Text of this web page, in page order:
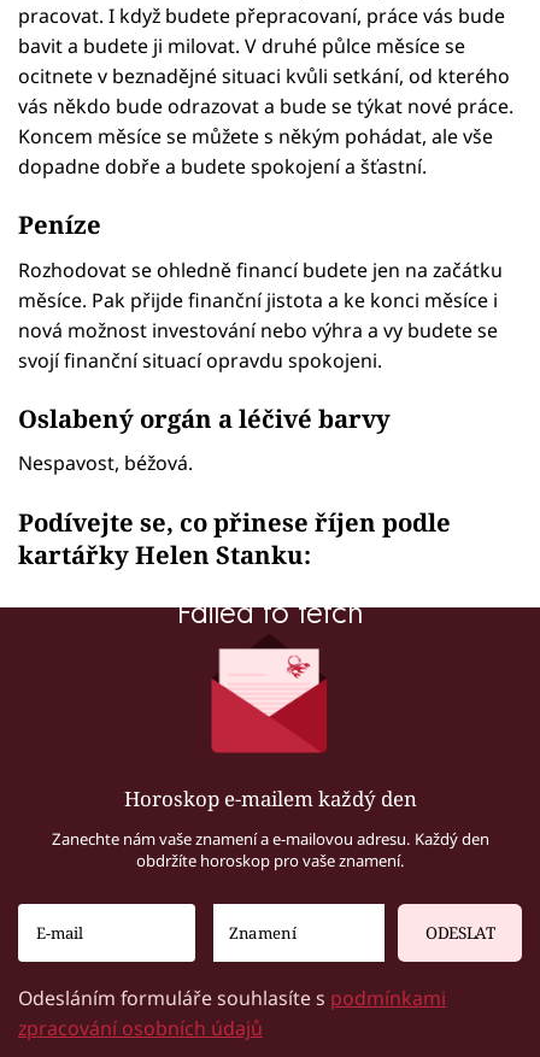
pracovat. I když budete přepracovaní, práce vás bude
bavit a budete ji milovat. V druhé půlce měsíce se
ocitnete v beznadějné situaci kvůli setkání, od kterého
vás někdo bude odrazovat a bude se týkat nové práce.
Koncem měsíce se můžete s někým pohádat, ale vše
dopadne dobře a budete spokojení a šťastní.
Peníze
Rozhodovat se ohledně financí budete jen na začátku
měsíce. Pak přijde finanční jistota a ke konci měsíce i
nová možnost investování nebo výhra a vy budete se
svojí finanční situací opravdu spokojeni.
Oslabený orgán a léčivé barvy
Nespavost, béžová.
Podívejte se, co přinese říjen podle
kartářky Helen Stanku:
Failed to fetch
Horoskop e-mailem každý den
Zanechte nám vaše znamení a e-mailovou adresu. Každý den
obdržíte horoskop pro vaše znamení.
ODESLAT
Odesláním formuláře souhlasíte s podmínkami
zpracování osobních údajů